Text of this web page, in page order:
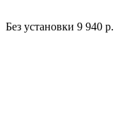
Без установки 9 940 р.